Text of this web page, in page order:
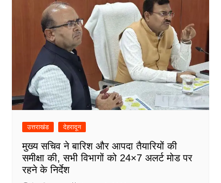
उत्तराखंड देहरादून
मुख्य सचिव ने बारिश और आपदा तैयारियों की
समीक्षा की, सभी विभागों को 24×7 अलर्ट मोड पर
रहने के निर्देश